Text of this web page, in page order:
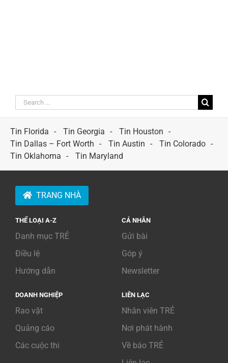
Search
for:
Tin Florida
Tin Georgia
Tin Houston
Tin Dallas – Fort Worth
Tin Austin
Tin Colorado
Tin Oklahoma
Tin Maryland
TRANG NHÀ
THỂ LOẠI A-Z
Danh mục TRẺ
Điều lệ
Hướng dẫn
CÁ NHÂN
Gửi bài
Góp ý
Newsletter
DOANH NGHIỆP
Rao vặt
Quảng cáo
Các cuộc thi
LIÊN LẠC
Nhân viên TRẺ
Nơi phát hành
Về báo TRẺ